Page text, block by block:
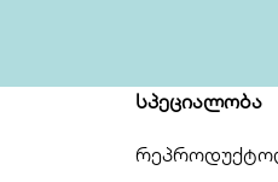
სპეციალობა